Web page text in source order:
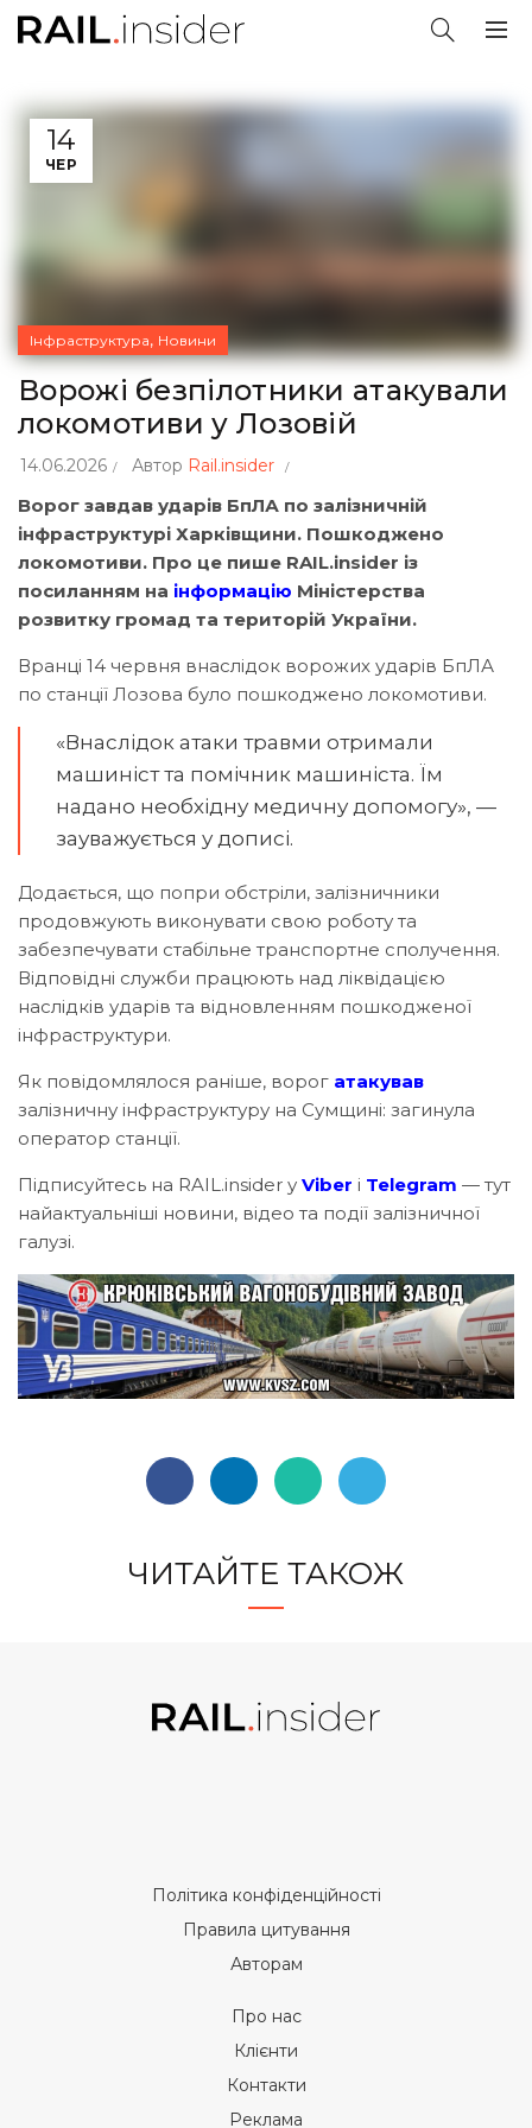
14
ЧЕР
Інфраструктура, Новини
Ворожі безпілотники атакували
локомотиви у Лозовій
14.06.2026 Автор Rail.insider
Ворог завдав ударів БпЛА по залізничній
інфраструктурі Харківщини. Пошкоджено
локомотиви. Про це пише RAIL.insider із
посиланням на інформацію Міністерства
розвитку громад та територій України.
Вранці 14 червня внаслідок ворожих ударів БпЛА
по станції Лозова було пошкоджено локомотиви.
«Внаслідок атаки травми отримали
машиніст та помічник машиніста. Їм
надано необхідну медичну допомогу», —
зауважується у дописі.
Додається, що попри обстріли, залізничники
продовжують виконувати свою роботу та
забезпечувати стабільне транспортне сполучення.
Відповідні служби працюють над ліквідацією
наслідків ударів та відновленням пошкодженої
інфраструктури.
Як повідомлялося раніше, ворог атакував
залізничну інфраструктуру на Сумщині: загинула
оператор станції.
Підписуйтесь на RAIL.insider у Viber і Telegram — тут
найактуальніші новини, відео та події залізничної
галузі.
ЧИТАЙТЕ ТАКОЖ
Політика конфіденційності
Правила цитування
Авторам
Про нас
Клієнти
Контакти
Реклама